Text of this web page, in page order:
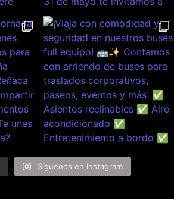
Síguenos en Instagram